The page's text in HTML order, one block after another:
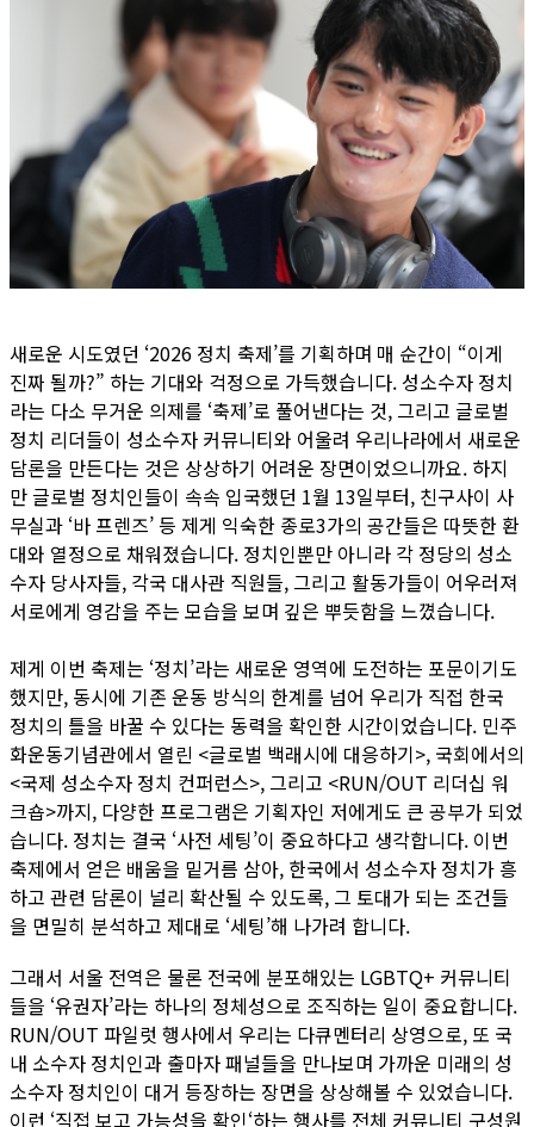
새로운 시도였던 ‘2026 정치 축제’를 기획하며 매 순간이 “이게
진짜 될까?” 하는 기대와 걱정으로 가득했습니다. 성소수자 정치
라는 다소 무거운 의제를 ‘축제’로 풀어낸다는 것, 그리고 글로벌
정치 리더들이 성소수자 커뮤니티와 어울려 우리나라에서 새로운
담론을 만든다는 것은 상상하기 어려운 장면이었으니까요. 하지
만 글로벌 정치인들이 속속 입국했던 1월 13일부터, 친구사이 사
무실과 ‘바 프렌즈’ 등 제게 익숙한 종로3가의 공간들은 따뜻한 환
대와 열정으로 채워졌습니다. 정치인뿐만 아니라 각 정당의 성소
수자 당사자들, 각국 대사관 직원들, 그리고 활동가들이 어우러져
서로에게 영감을 주는 모습을 보며 깊은 뿌듯함을 느꼈습니다.
제게 이번 축제는 ‘정치’라는 새로운 영역에 도전하는 포문이기도
했지만, 동시에 기존 운동 방식의 한계를 넘어 우리가 직접 한국
정치의 틀을 바꿀 수 있다는 동력을 확인한 시간이었습니다. 민주
화운동기념관에서 열린 <글로벌 백래시에 대응하기>, 국회에서의
<국제 성소수자 정치 컨퍼런스>, 그리고 <RUN/OUT 리더십 워
크숍>까지, 다양한 프로그램은 기획자인 저에게도 큰 공부가 되었
습니다. 정치는 결국 ‘사전 세팅’이 중요하다고 생각합니다. 이번
축제에서 얻은 배움을 밑거름 삼아, 한국에서 성소수자 정치가 흥
하고 관련 담론이 널리 확산될 수 있도록, 그 토대가 되는 조건들
을 면밀히 분석하고 제대로 ‘세팅’해 나가려 합니다.
그래서 서울 전역은 물론 전국에 분포해있는 LGBTQ+ 커뮤니티
들을 ‘유권자’라는 하나의 정체성으로 조직하는 일이 중요합니다.
RUN/OUT 파일럿 행사에서 우리는 다큐멘터리 상영으로, 또 국
내 소수자 정치인과 출마자 패널들을 만나보며 가까운 미래의 성
소수자 정치인이 대거 등장하는 장면을 상상해볼 수 있었습니다.
이런 ‘직접 보고 가능성을 확인‘하는 행사를 전체 커뮤니티 구성원